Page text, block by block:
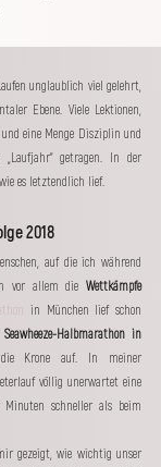
unglaublich viel gelehrt,
Ebene. Viele Lektionen,
eine Menge Disziplin und
getragen. In der
es letztendlich lief.
2018
auf die ich während
vor allem die Wettkämpfe
in München lief schon
Seawheeze-Halbmarathon in
Krone auf. In meiner
schneller als beim